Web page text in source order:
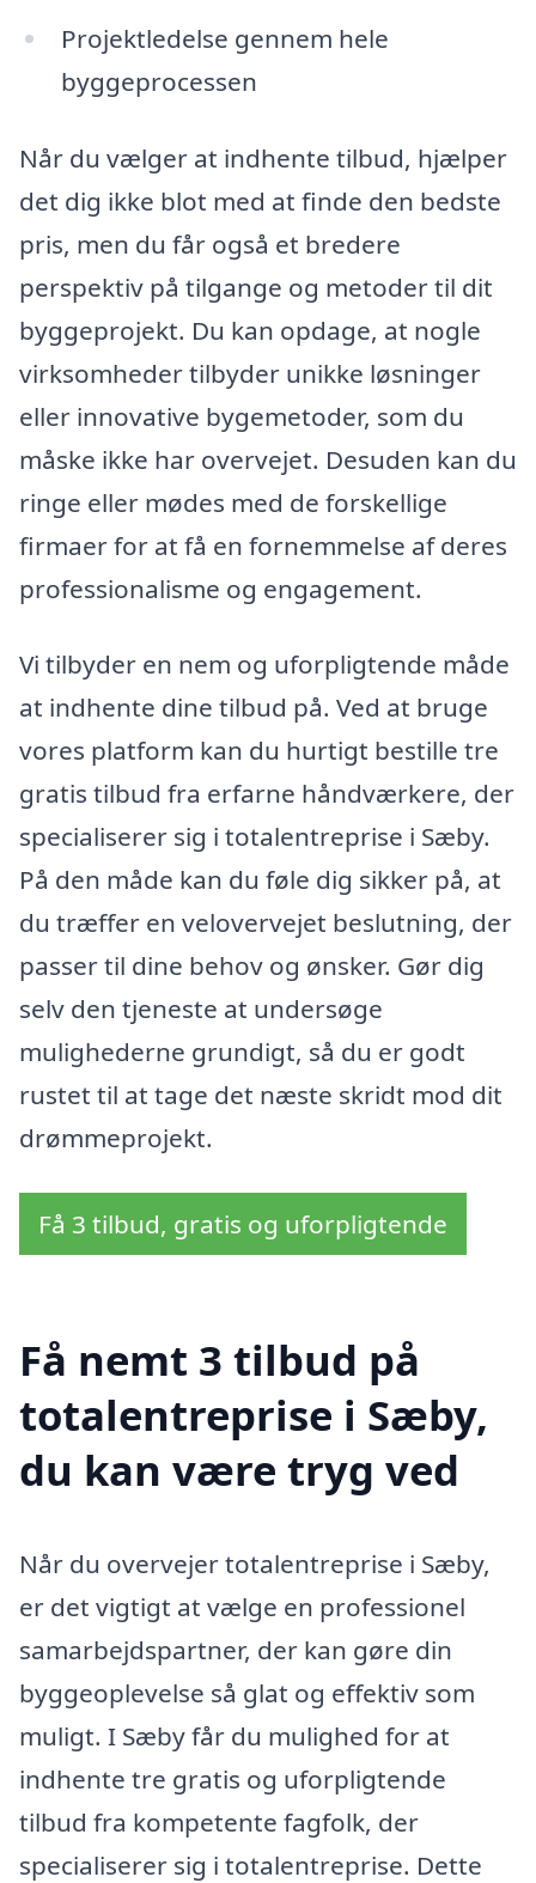
Projektledelse gennem hele
byggeprocessen
Når du vælger at indhente tilbud, hjælper
det dig ikke blot med at finde den bedste
pris, men du får også et bredere
perspektiv på tilgange og metoder til dit
byggeprojekt. Du kan opdage, at nogle
virksomheder tilbyder unikke løsninger
eller innovative bygemetoder, som du
måske ikke har overvejet. Desuden kan du
ringe eller mødes med de forskellige
firmaer for at få en fornemmelse af deres
professionalisme og engagement.
Vi tilbyder en nem og uforpligtende måde
at indhente dine tilbud på. Ved at bruge
vores platform kan du hurtigt bestille tre
gratis tilbud fra erfarne håndværkere, der
specialiserer sig i totalentreprise i Sæby.
På den måde kan du føle dig sikker på, at
du træffer en velovervejet beslutning, der
passer til dine behov og ønsker. Gør dig
selv den tjeneste at undersøge
mulighederne grundigt, så du er godt
rustet til at tage det næste skridt mod dit
drømmeprojekt.
Få 3 tilbud, gratis og uforpligtende
Få nemt 3 tilbud på
totalentreprise i Sæby,
du kan være tryg ved
Når du overvejer totalentreprise i Sæby,
er det vigtigt at vælge en professionel
samarbejdspartner, der kan gøre din
byggeoplevelse så glat og effektiv som
muligt. I Sæby får du mulighed for at
indhente tre gratis og uforpligtende
tilbud fra kompetente fagfolk, der
specialiserer sig i totalentreprise. Dette